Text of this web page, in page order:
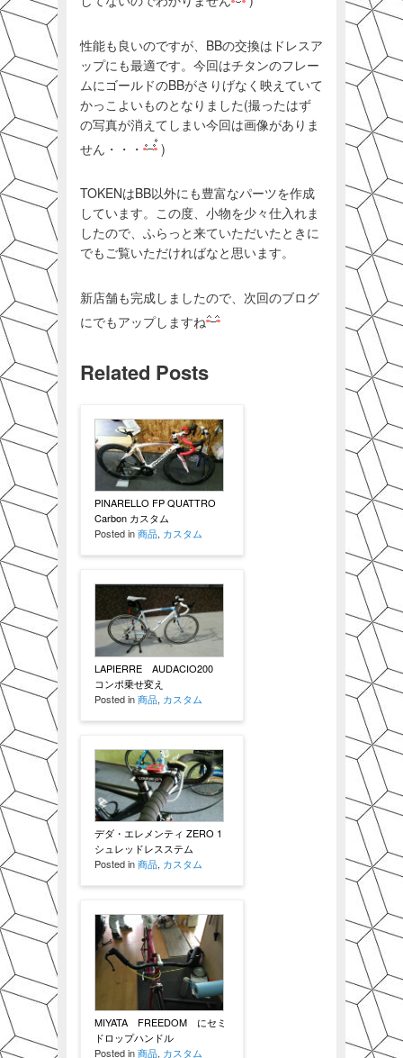
性能も良いのですが、BBの交換はドレスア
ップにも最適です。今回はチタンのフレー
ムにゴールドのBBがさりげなく映えていて
かっこよいものとなりました(撮ったはず
の写真が消えてしまい今回は画像がありま
せん・・・
)
TOKENはBB以外にも豊富なパーツを作成
しています。この度、小物を少々仕入れま
したので、ふらっと来ていただいたときに
でもご覧いただければなと思います。
新店舗も完成しましたので、次回のブログ
にでもアップしますね
Related Posts
PINARELLO FP QUATTRO
Carbon カスタム
Posted in商品, カスタム
LAPIERRE AUDACIO200
コンポ乗せ変え
Posted in商品, カスタム
デダ・エレメンティ ZERO 1
シュレッドレスステム
Posted in商品, カスタム
MIYATA FREEDOM にセミ
ドロップハンドル
Posted in商品, カスタム